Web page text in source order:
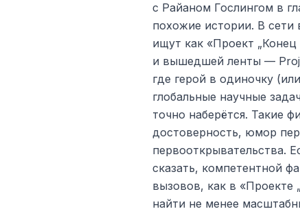
с Райаном Гослингом в
похожие истории. В сети
ищут как «Проект „Конец
и вышедшей ленты —
где герой в одиночку
глобальные научные
точно наберётся. Такие
достоверность, юмор
первооткрывательства.
сказать, компетентной
вызовов, как в «Проекте
найти не менее